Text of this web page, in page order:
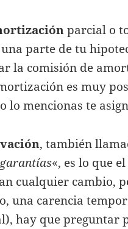
parcial o
parte de tu
la comisión de
es muy
lo mencionas te
, también
«, es lo que
cualquier cambio,
una carencia
hay que preguntar